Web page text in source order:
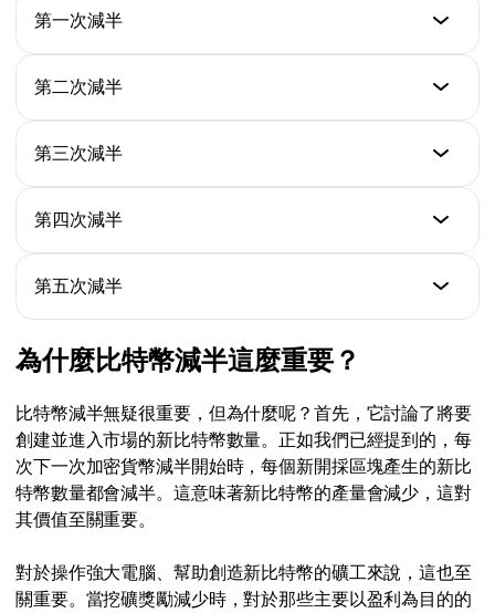
日期
區塊獎勵
第一次減半
日期
區塊獎勵
第二次減半
日期
區塊獎勵
第三次減半
日期
區塊獎勵
第四次減半
日期
區塊獎勵
第五次減半
日期
預計 2028 年
區塊獎勵
1.5625 個新 BTC
為什麼比特幣減半這麼重要？
比特幣減半無疑很重要，但為什麼呢？首先，它討論了將要
創建並進入市場的新比特幣數量。正如我們已經提到的，每
次下一次加密貨幣減半開始時，每個新開採區塊產生的新比
特幣數量都會減半。這意味著新比特幣的產量會減少，這對
其價值至關重要。
對於操作強大電腦、幫助創造新比特幣的礦工來說，這也至
關重要。當挖礦獎勵減少時，對於那些主要以盈利為目的的